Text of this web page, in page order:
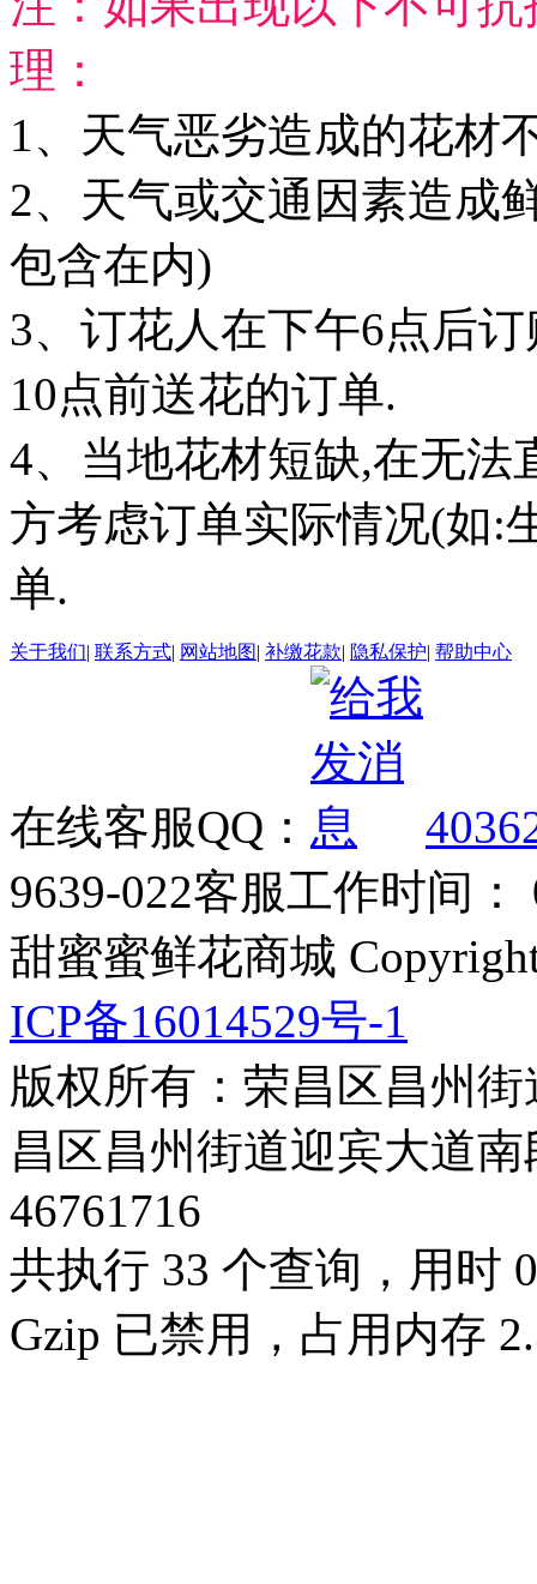
理：
1、天气恶劣造成的花材
2、天气或交通因素造成
包含在内)
3、订花人在下午6点后
10点前送花的订单.
4、当地花材短缺,在无法
方考虑订单实际情况(如:
单.
关于我们| 联系方式| 网站地图| 补缴花款| 隐私保护| 帮助中心
在线客服QQ：
9639-022客服工作时间：
甜蜜蜜鲜花商城
ICP备16014529号-1
版权所有：荣昌区昌州
昌区昌州街道迎宾大道
46761716
共执行 33 个查询，用时
Gzip 已禁用，占用内存